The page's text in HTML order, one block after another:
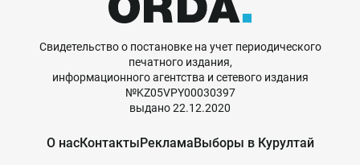
Свидетельство о постановке на учет периодического
печатного издания,
информационного агентства и сетевого издания
№KZ05VPY00030397
выдано 22.12.2020
О насКонтактыРекламаВыборы в Курултай